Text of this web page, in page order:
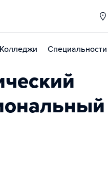
Колледжи Специальности